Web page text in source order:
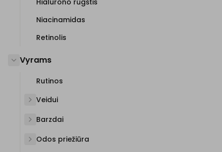
Hialurono rūgštis
Niacinamidas
Retinolis
Vyrams
Rutinos
Veidui
Barzdai
Odos priežiūra